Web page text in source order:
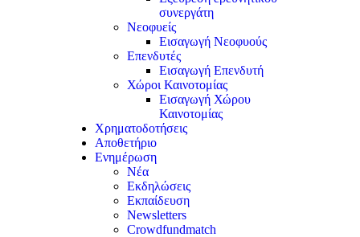
συνεργάτη
Νεοφυείς
Εισαγωγή Νεοφυούς
Επενδυτές
Εισαγωγή Επενδυτή
Χώροι Καινοτομίας
Εισαγωγή Χώρου
Καινοτομίας
Χρηματοδοτήσεις
Αποθετήριο
Ενημέρωση
Νέα
Εκδηλώσεις
Εκπαίδευση
Newsletters
Crowdfundmatch